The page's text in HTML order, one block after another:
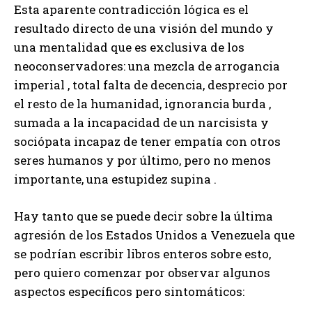
Esta aparente contradicción lógica es el
resultado directo de una visión del mundo y
una mentalidad que es exclusiva de los
neoconservadores: una mezcla de arrogancia
imperial , total falta de decencia, desprecio por
el resto de la humanidad, ignorancia burda ,
sumada a la incapacidad de un narcisista y
sociópata incapaz de tener empatía con otros
seres humanos y por último, pero no menos
importante, una estupidez supina .
Hay tanto que se puede decir sobre la última
agresión de los Estados Unidos a Venezuela que
se podrían escribir libros enteros sobre esto,
pero quiero comenzar por observar algunos
aspectos específicos pero sintomáticos: